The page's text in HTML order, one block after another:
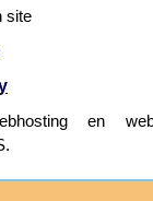
site
en